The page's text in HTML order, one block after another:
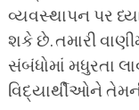
વ્યવસ્થાપન પર
શકે છે. તમારી
સંબંધોમાં મધુરતા
વિદ્યાર્થીઓને